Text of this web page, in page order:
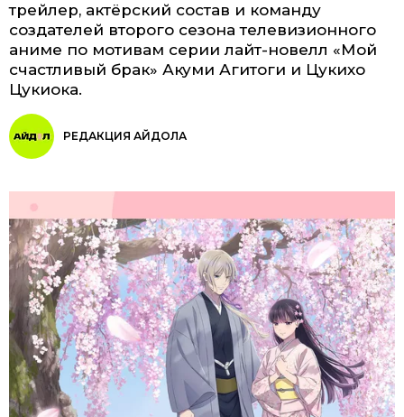
трейлер, актёрский состав и команду
создателей второго сезона телевизионного
аниме по мотивам серии лайт-новелл «Мой
счастливый брак» Акуми Агитоги и Цукихо
Цукиока.
РЕДАКЦИЯ АЙДОЛА